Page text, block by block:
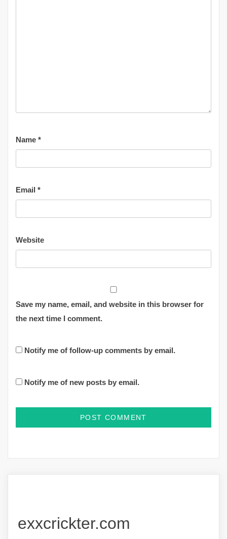
Name *
Email *
Website
Save my name, email, and website in this browser for
the next time I comment.
Notify me of follow-up comments by email.
Notify me of new posts by email.
exxcrickter.com